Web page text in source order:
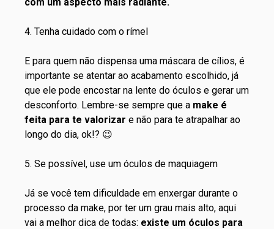
4. Tenha cuidado com o rímel
E para quem não dispensa uma máscara de cílios, é
importante se atentar ao acabamento escolhido, já
que ele pode encostar na lente do óculos e gerar um
desconforto. Lembre-se sempre que a make é
feita para te valorizar e não para te atrapalhar ao
longo do dia, ok!? 😉
5. Se possível, use um óculos de maquiagem
Já se você tem dificuldade em enxergar durante o
processo da make, por ter um grau mais alto, aqui
vai a melhor dica de todas: existe um óculos para